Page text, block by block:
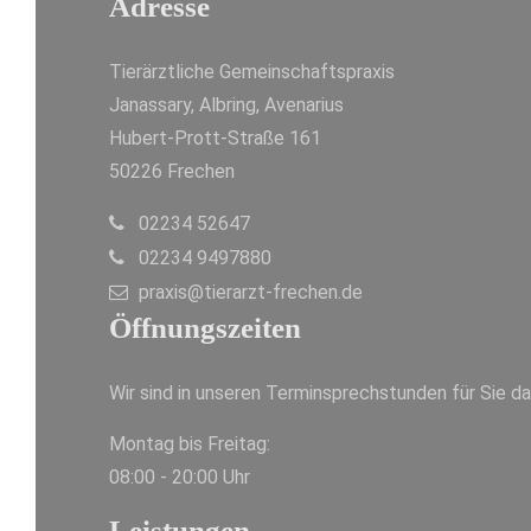
Adresse
Tierärztliche Gemeinschaftspraxis
Janassary, Albring, Avenarius
Hubert-Prott-Straße 161
50226 Frechen
02234 52647
02234 9497880
praxis@tierarzt-frechen.de
Öffnungszeiten
Wir sind in unseren Terminsprechstunden für Sie
Montag bis Freitag:
08:00 - 20:00 Uhr